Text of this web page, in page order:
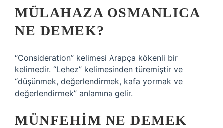
MÜLAHAZA OSMANLICA
NE DEMEK?
“Consideration” kelimesi Arapça kökenli bir
kelimedir. “Lehez” kelimesinden türemiştir ve
“düşünmek, değerlendirmek, kafa yormak ve
değerlendirmek” anlamına gelir.
MÜNFEHIM NE DEMEK